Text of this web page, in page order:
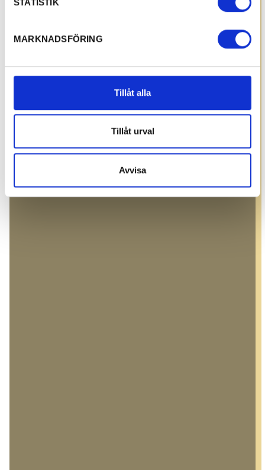
MARKNADSFÖRING
Tillåt alla
Tillåt urval
Avvisa